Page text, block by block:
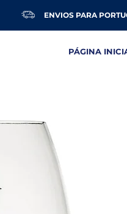
ENVIOS PARA
PÁGINA